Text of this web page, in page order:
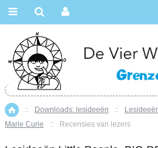
Home
:: Downloads: lesideeën ::
Marie Curie
:: Recensies van lezers